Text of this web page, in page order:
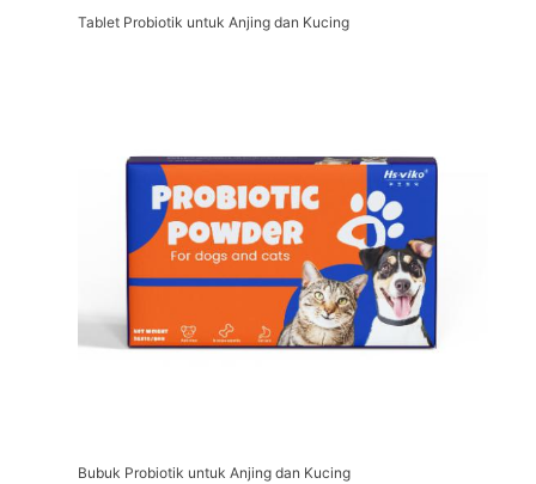
Tablet Probiotik untuk Anjing dan Kucing
Bubuk Probiotik untuk Anjing dan Kucing